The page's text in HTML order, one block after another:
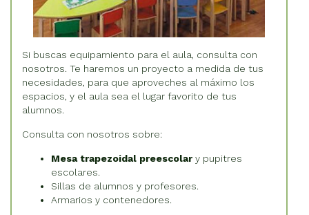
Si buscas equipamiento para el aula, consulta con
nosotros. Te haremos un proyecto a medida de tus
necesidades, para que aproveches al máximo los
espacios, y el aula sea el lugar favorito de tus
alumnos.
Consulta con nosotros sobre:
Mesa trapezoidal preescolar y pupitres
escolares.
Sillas de alumnos y profesores.
Armarios y contenedores.